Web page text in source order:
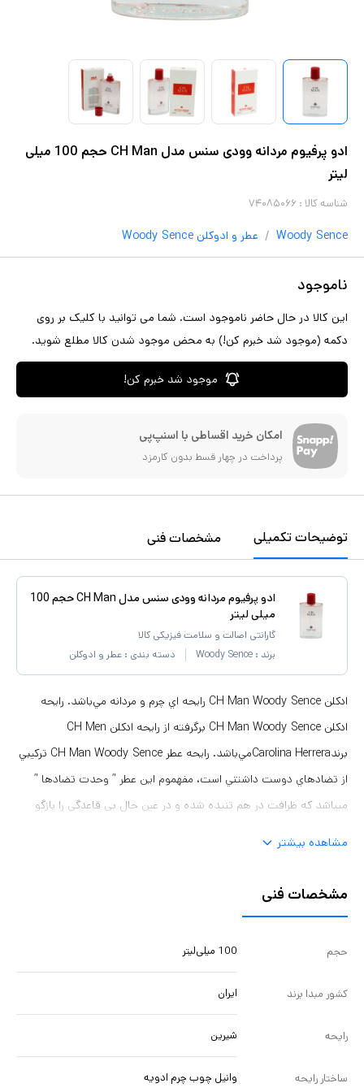
ادو پرفیوم مردانه وودی سنس مدل CH Man حجم 100 میلی
لیتر
شناسه کالا : ۷۴۰۸۵۰۶۶
Woody Sence
/ عطر و ادوکلن Woody Sence
ناموجود
این کالا در حال حاضر ناموجود است. شما می توانید با کلیک بر روی
دکمه (موجود شد خبرم کن!) به محض موجود شدن کالا مطلع شوید.
موجود شد خبرم کن!
امکان خرید اقساطی با اسنپ‌پی
پرداخت در چهار قسط بدون کارمزد
توضیحات تکمیلی مشخصات فنی
ادو پرفیوم مردانه وودی سنس مدل CH Man حجم 100
میلی لیتر
گارانتی اصالت و سلامت فیزیکی کالا
برند : Woody Sence دسته بندی : عطر و ادوکلن
ادكلن CH Man Woody Sence رايحه اي چرم و مردانه مي‌باشد. رايحه
ادكلن CH Man Woody Sence برگرفته از رايحه ادكلن CH Men
برندCarolina Herreraمي‌باشد. رايحه عطر CH Man Woody Sence تركيبي
از تضادهاي دوست داشتني است، مفهموم این عطر ” وحدت تضادها ”
میباشد که ظرافت در هم تنیده شده و در عین حال بی قاعدگی را بازگو
چوبی میباشد . كه با ظرافت خاصي تمام آنچه را كه از يك رايحه گرم انتظار
مشاهده بیشتر
مشخصات فنی
حجم 100 میلی‌لیتر
کشور مبدا برند ایران
رایحه شیرین
ساختار رایحه وانیل چوب چرم ادویه